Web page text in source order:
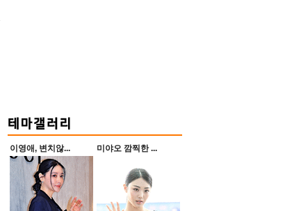
이영애, 변치않... 미야오 깜찍한 ...